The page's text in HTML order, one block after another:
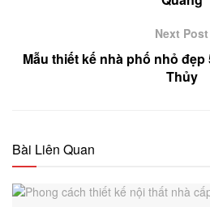
Next Post
Mẫu thiết kế nhà phố nhỏ
Thủy
Bài Liên Quan